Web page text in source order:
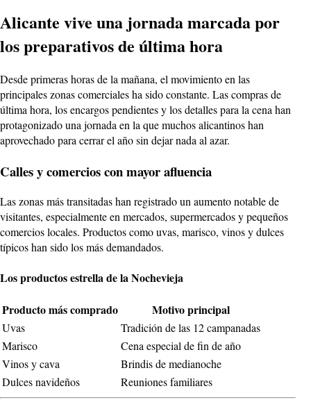
Alicante vive una jornada marcada por
los preparativos de última hora
Desde primeras horas de la mañana, el movimiento en las
principales zonas comerciales ha sido constante. Las compras de
última hora, los encargos pendientes y los detalles para la cena han
protagonizado una jornada en la que muchos alicantinos han
aprovechado para cerrar el año sin dejar nada al azar.
Calles y comercios con mayor afluencia
Las zonas más transitadas han registrado un aumento notable de
visitantes, especialmente en mercados, supermercados y pequeños
comercios locales. Productos como uvas, marisco, vinos y dulces
típicos han sido los más demandados.
Los productos estrella de la Nochevieja
Producto más comprado Motivo principal
Uvas
Tradición de las 12 campanadas
Marisco
Cena especial de fin de año
Vinos y cava
Brindis de medianoche
Dulces navideños
Reuniones familiares